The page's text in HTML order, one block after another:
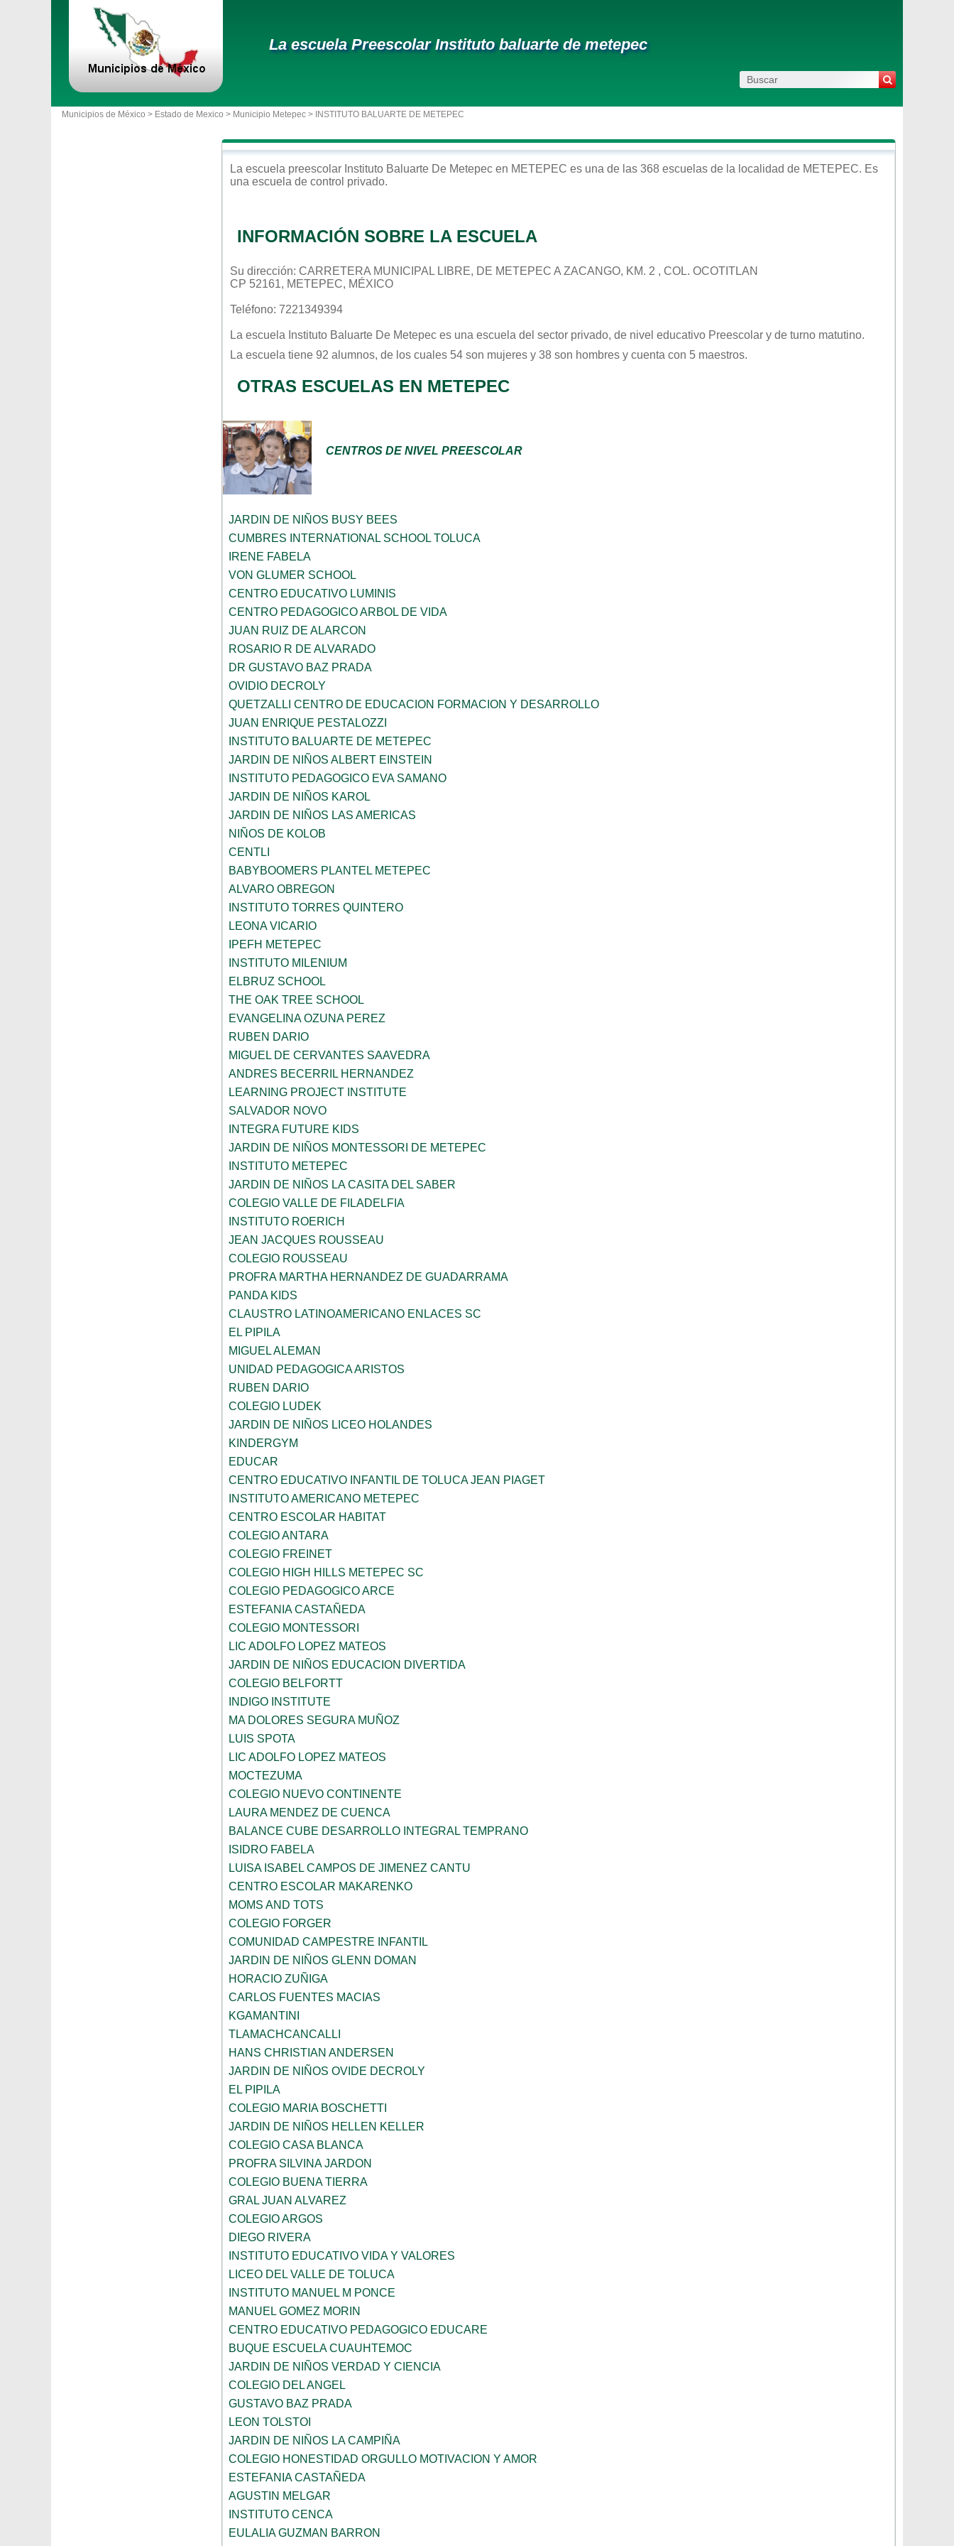
La escuela Preescolar Instituto baluarte de metepec
Municipios de México > Estado de Mexico > Municipio Metepec > INSTITUTO BALUARTE DE METEPEC
La escuela preescolar Instituto Baluarte De Metepec en METEPEC es una de las 368 escuelas de la localidad de METEPEC. Es
una escuela de control privado.
INFORMACIÓN SOBRE LA ESCUELA
Su dirección: CARRETERA MUNICIPAL LIBRE, DE METEPEC A ZACANGO, KM. 2 , COL. OCOTITLAN
CP 52161, METEPEC, MÉXICO
Teléfono: 7221349394
La escuela Instituto Baluarte De Metepec es una escuela del sector privado, de nivel educativo Preescolar y de turno matutino.
La escuela tiene 92 alumnos, de los cuales 54 son mujeres y 38 son hombres y cuenta con 5 maestros.
OTRAS ESCUELAS EN METEPEC
CENTROS DE NIVEL PREESCOLAR
JARDIN DE NIÑOS BUSY BEES
CUMBRES INTERNATIONAL SCHOOL TOLUCA
IRENE FABELA
VON GLUMER SCHOOL
CENTRO EDUCATIVO LUMINIS
CENTRO PEDAGOGICO ARBOL DE VIDA
JUAN RUIZ DE ALARCON
ROSARIO R DE ALVARADO
DR GUSTAVO BAZ PRADA
OVIDIO DECROLY
QUETZALLI CENTRO DE EDUCACION FORMACION Y DESARROLLO
JUAN ENRIQUE PESTALOZZI
INSTITUTO BALUARTE DE METEPEC
JARDIN DE NIÑOS ALBERT EINSTEIN
INSTITUTO PEDAGOGICO EVA SAMANO
JARDIN DE NIÑOS KAROL
JARDIN DE NIÑOS LAS AMERICAS
NIÑOS DE KOLOB
CENTLI
BABYBOOMERS PLANTEL METEPEC
ALVARO OBREGON
INSTITUTO TORRES QUINTERO
LEONA VICARIO
IPEFH METEPEC
INSTITUTO MILENIUM
ELBRUZ SCHOOL
THE OAK TREE SCHOOL
EVANGELINA OZUNA PEREZ
RUBEN DARIO
MIGUEL DE CERVANTES SAAVEDRA
ANDRES BECERRIL HERNANDEZ
LEARNING PROJECT INSTITUTE
SALVADOR NOVO
INTEGRA FUTURE KIDS
JARDIN DE NIÑOS MONTESSORI DE METEPEC
INSTITUTO METEPEC
JARDIN DE NIÑOS LA CASITA DEL SABER
COLEGIO VALLE DE FILADELFIA
INSTITUTO ROERICH
JEAN JACQUES ROUSSEAU
COLEGIO ROUSSEAU
PROFRA MARTHA HERNANDEZ DE GUADARRAMA
PANDA KIDS
CLAUSTRO LATINOAMERICANO ENLACES SC
EL PIPILA
MIGUEL ALEMAN
UNIDAD PEDAGOGICA ARISTOS
RUBEN DARIO
COLEGIO LUDEK
JARDIN DE NIÑOS LICEO HOLANDES
KINDERGYM
EDUCAR
CENTRO EDUCATIVO INFANTIL DE TOLUCA JEAN PIAGET
INSTITUTO AMERICANO METEPEC
CENTRO ESCOLAR HABITAT
COLEGIO ANTARA
COLEGIO FREINET
COLEGIO HIGH HILLS METEPEC SC
COLEGIO PEDAGOGICO ARCE
ESTEFANIA CASTAÑEDA
COLEGIO MONTESSORI
LIC ADOLFO LOPEZ MATEOS
JARDIN DE NIÑOS EDUCACION DIVERTIDA
COLEGIO BELFORTT
INDIGO INSTITUTE
MA DOLORES SEGURA MUÑOZ
LUIS SPOTA
LIC ADOLFO LOPEZ MATEOS
MOCTEZUMA
COLEGIO NUEVO CONTINENTE
LAURA MENDEZ DE CUENCA
BALANCE CUBE DESARROLLO INTEGRAL TEMPRANO
ISIDRO FABELA
LUISA ISABEL CAMPOS DE JIMENEZ CANTU
CENTRO ESCOLAR MAKARENKO
MOMS AND TOTS
COLEGIO FORGER
COMUNIDAD CAMPESTRE INFANTIL
JARDIN DE NIÑOS GLENN DOMAN
HORACIO ZUÑIGA
CARLOS FUENTES MACIAS
KGAMANTINI
TLAMACHCANCALLI
HANS CHRISTIAN ANDERSEN
JARDIN DE NIÑOS OVIDE DECROLY
EL PIPILA
COLEGIO MARIA BOSCHETTI
JARDIN DE NIÑOS HELLEN KELLER
COLEGIO CASA BLANCA
PROFRA SILVINA JARDON
COLEGIO BUENA TIERRA
GRAL JUAN ALVAREZ
COLEGIO ARGOS
DIEGO RIVERA
INSTITUTO EDUCATIVO VIDA Y VALORES
LICEO DEL VALLE DE TOLUCA
INSTITUTO MANUEL M PONCE
MANUEL GOMEZ MORIN
CENTRO EDUCATIVO PEDAGOGICO EDUCARE
BUQUE ESCUELA CUAUHTEMOC
JARDIN DE NIÑOS VERDAD Y CIENCIA
COLEGIO DEL ANGEL
GUSTAVO BAZ PRADA
LEON TOLSTOI
JARDIN DE NIÑOS LA CAMPIÑA
COLEGIO HONESTIDAD ORGULLO MOTIVACION Y AMOR
ESTEFANIA CASTAÑEDA
AGUSTIN MELGAR
INSTITUTO CENCA
EULALIA GUZMAN BARRON